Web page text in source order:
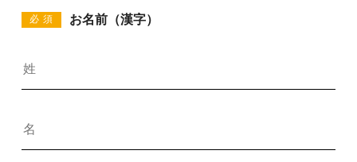
必須 お名前（漢字）